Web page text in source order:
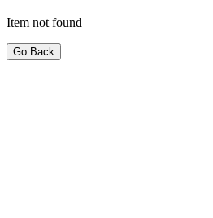
Item not found
Go Back